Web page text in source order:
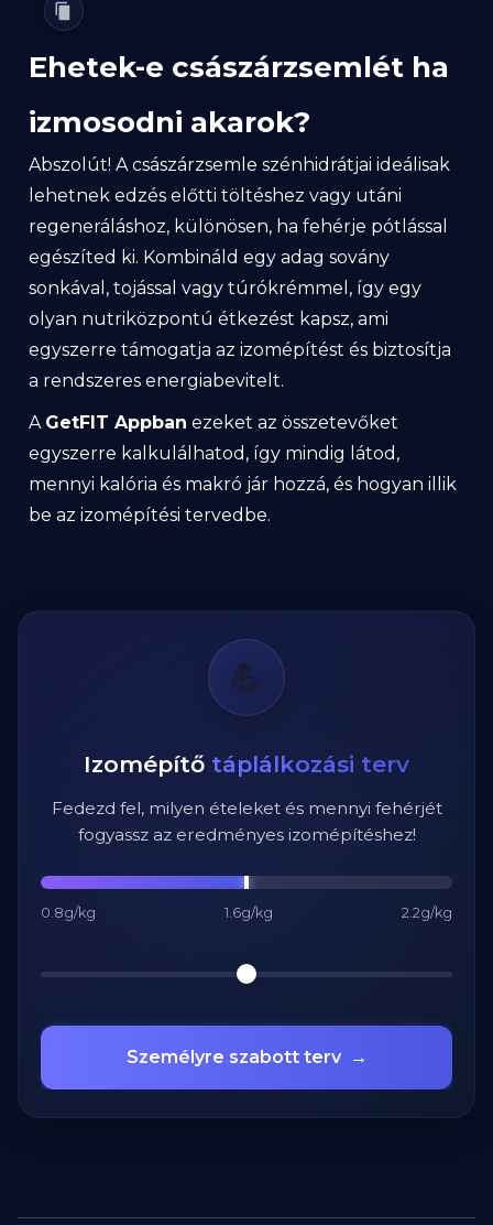
Ehetek-e császárzsemlét ha
izmosodni akarok?
Abszolút! A császárzsemle szénhidrátjai ideálisak
lehetnek edzés előtti töltéshez vagy utáni
regeneráláshoz, különösen, ha fehérje pótlással
egészíted ki. Kombináld egy adag sovány
sonkával, tojással vagy túrókrémmel, így egy
olyan nutriközpontú étkezést kapsz, ami
egyszerre támogatja az izomépítést és biztosítja
a rendszeres energiabevitelt.
A GetFIT Appban ezeket az összetevőket
egyszerre kalkulálhatod, így mindig látod,
mennyi kalória és makró jár hozzá, és hogyan illik
be az izomépítési tervedbe.
💪
Izomépítő táplálkozási terv
Fedezd fel, milyen ételeket és mennyi fehérjét
fogyassz az eredményes izomépítéshez!
0.8g/kg 1.6g/kg 2.2g/kg
Személyre szabott terv →